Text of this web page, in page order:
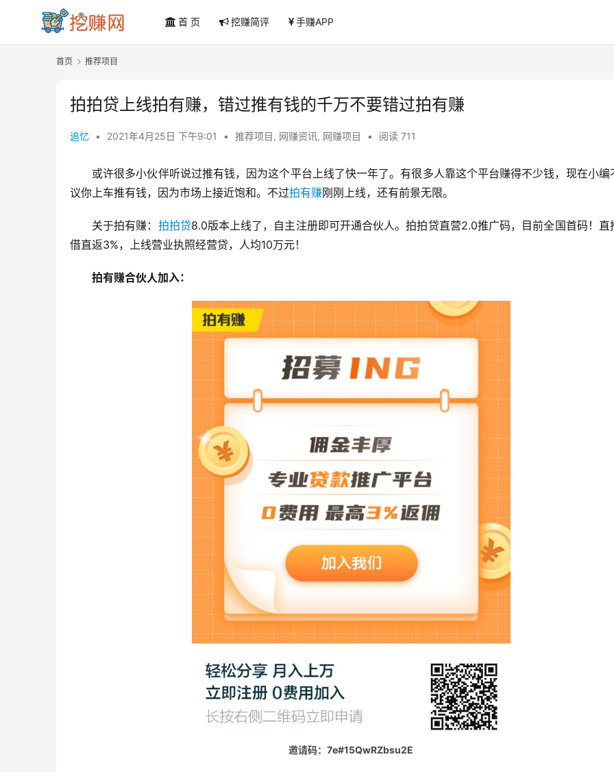
首 页 挖赚简评 手赚APP
首页 推荐项目
拍拍贷上线拍有赚，错过推有钱的千万不要错过拍有赚
追忆 • 2021年4月25日 下午9:01 • 推荐项目, 网赚资讯, 网赚项目 • 阅读 711
或许很多小伙伴听说过推有钱，因为这个平台上线了快一年了。有很多人靠这个平台赚得不少钱，现在小编
议你上车推有钱，因为市场上接近饱和。不过拍有赚刚刚上线，还有前景无限。
关于拍有赚： 拍拍贷8.0版本上线了，自主注册即可开通合伙人。拍拍贷直营2.0推广码，目前全国首码！直
借直返3%，上线营业执照经营贷，人均10万元！
拍有赚合伙人加入：
邀请码：7e#15QwRZbsu2E